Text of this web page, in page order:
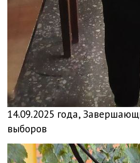
14.09.2025 года,
выборов